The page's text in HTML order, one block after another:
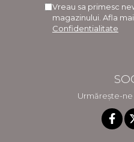
Vreau sa primesc
magazinului. Afla
Confidentialitate
Urmărește-ne